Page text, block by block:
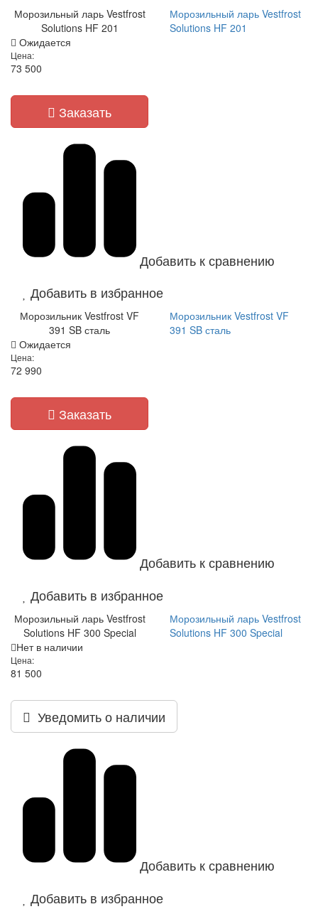
Морозильный ларь Vestfrost
Solutions HF 201
Морозильный ларь Vestfrost
Solutions HF 201
Ожидается
Цена:
73 500
Заказать
Добавить к сравнению
Добавить в избранное
Морозильник Vestfrost VF
391 SB сталь
Морозильник Vestfrost VF
391 SB сталь
Ожидается
Цена:
72 990
Заказать
Добавить к сравнению
Добавить в избранное
Морозильный ларь Vestfrost
Solutions HF 300 Special
Морозильный ларь Vestfrost
Solutions HF 300 Special
Нет в наличии
Цена:
81 500
Уведомить о наличии
Добавить к сравнению
Добавить в избранное